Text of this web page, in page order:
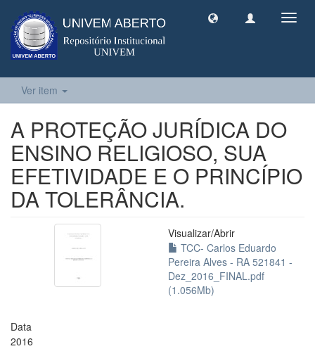
Ver item
A PROTEÇÃO JURÍDICA DO
ENSINO RELIGIOSO, SUA
EFETIVIDADE E O PRINCÍPIO
DA TOLERÂNCIA.
Visualizar/Abrir
TCC- Carlos Eduardo
Pereira Alves - RA 521841 -
Dez_2016_FINAL.pdf
(1.056Mb)
Data
2016